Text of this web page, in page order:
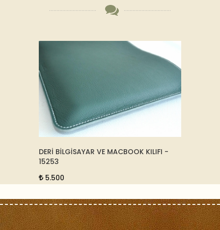
DERİ BİLGİSAYAR VE MACBOOK KILIFI -
15253
5.500